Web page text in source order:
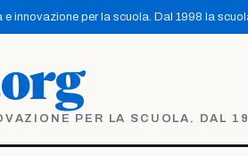
e innovazione per la scuola. Dal 1998 la
PER LA SCUOLA. DAL